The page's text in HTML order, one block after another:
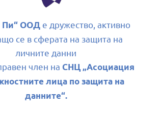
ООД е дружество, активно
се в сферата на защита на
личните данни
член на СНЦ „Асоциация
лица по защита на
данните“.